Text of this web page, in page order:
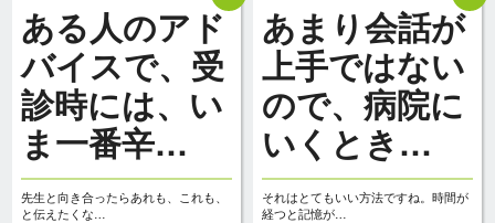
ある人のアド
バイスで、受
診時には、い
ま一番辛…
先生と向き合ったらあれも、これも、
と伝えたくな…
あまり会話が
上手ではない
ので、病院に
いくとき…
それはとてもいい方法ですね。時間が
経つと記憶が…